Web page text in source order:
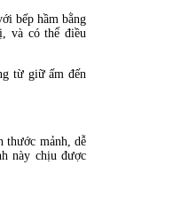
bếp hầm bằng
và có thể điều
từ giữ ấm đến
thước mảnh, dễ
này chịu được